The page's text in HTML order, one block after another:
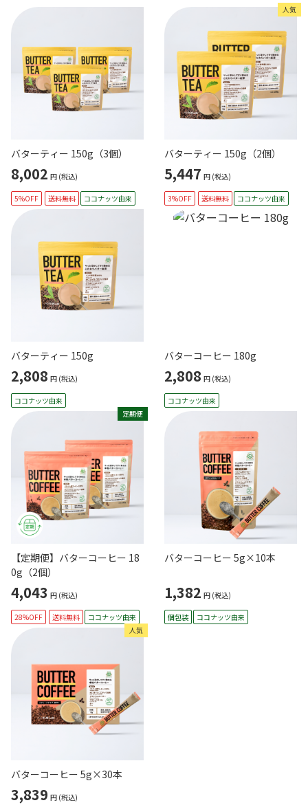
バターティー 150g（3個）
8,002 円 (税込)
5%OFF 送料無料 ココナッツ由来
人気
バターティー 150g（2個）
5,447 円 (税込)
3%OFF 送料無料 ココナッツ由来
バターティー 150g
2,808 円 (税込)
ココナッツ由来
バターコーヒー 180g
2,808 円 (税込)
ココナッツ由来
定期便
【定期便】バターコーヒー 18
0g（2個）
4,043 円 (税込)
28%OFF 送料無料 ココナッツ由来
バターコーヒー 5g×10本
1,382 円 (税込)
個包装
ココナッツ由来
人気
バターコーヒー 5g×30本
3,839 円 (税込)